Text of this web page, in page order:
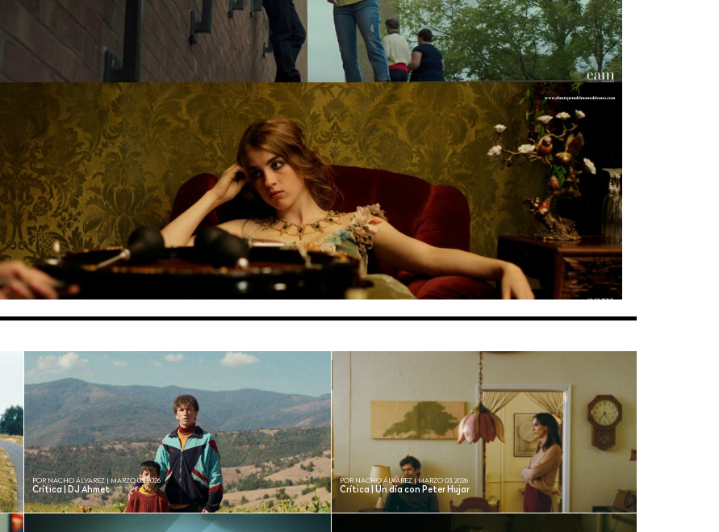
Crítica | DJ Ahmet
POR NACHO ÁLVAREZ | MARZO 03, 2026
Crítica | Un día con Peter Hujar
POR NACHO ÁLVAREZ | MARZO 03, 2026